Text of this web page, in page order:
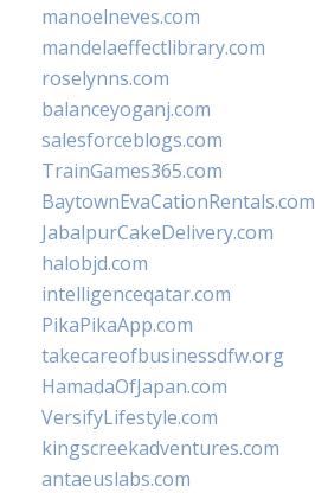
manoelneves.com
mandelaeffectlibrary.com
roselynns.com
balanceyoganj.com
salesforceblogs.com
TrainGames365.com
BaytownEvaCationRentals.com
JabalpurCakeDelivery.com
halobjd.com
intelligenceqatar.com
PikaPikaApp.com
takecareofbusinessdfw.org
HamadaOfJapan.com
VersifyLifestyle.com
kingscreekadventures.com
antaeuslabs.com